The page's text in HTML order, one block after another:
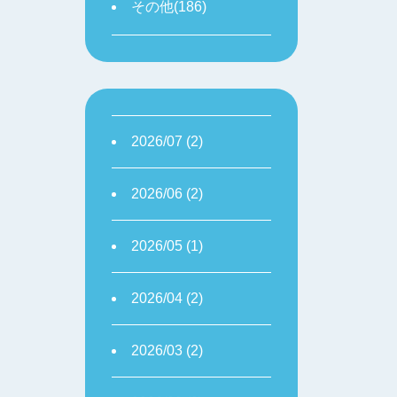
その他(186)
2026/07 (2)
2026/06 (2)
2026/05 (1)
2026/04 (2)
2026/03 (2)